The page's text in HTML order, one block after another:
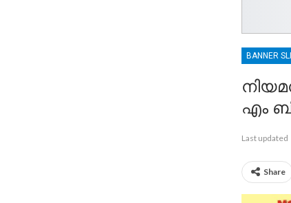
BANNER
എം
Last updated
Share